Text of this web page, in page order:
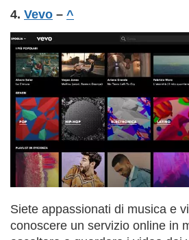
4. Vevo – ^
Siete appassionati di musica e
conoscere un servizio online in